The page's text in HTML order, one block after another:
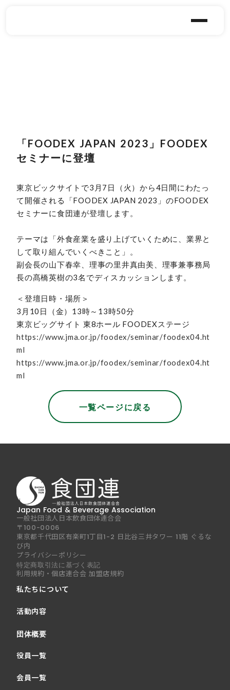
「FOODEX JAPAN 2023」FOODEX
セミナーに登壇
東京ビックサイトで3月7日（火）から4日間にわたっ
て開催される「FOODEX JAPAN 2023」のFOODEX
セミナーに食団連が登壇します。
テーマは「外食産業を盛り上げていくために、業界と
して取り組んでいくべきこと」。
副会長の山下春幸、理事の里井真由美、理事兼事務局
長の髙橋英樹の3名でディスカッションします。
＜登壇日時・場所＞
3月10日（金）13時～13時50分
東京ビッグサイト 東8ホール FOODEXステージ
https://www.jma.or.jp/foodex/seminar/foodex04.ht
ml
https://www.jma.or.jp/foodex/seminar/foodex04.ht
ml
一覧ページに戻る
Japan Food & Beverage Association
一般社団法人日本飲食団体連合会
〒100-0006
東京都千代田区有楽町1丁目1-2 日比谷三井タワー 11階 ぐるな
び内
プライバシーポリシー
特定商取引法に基づく表記
利用規約・個店連合会 加盟店規約
私たちについて
活動内容
団体概要
役員一覧
会員一覧